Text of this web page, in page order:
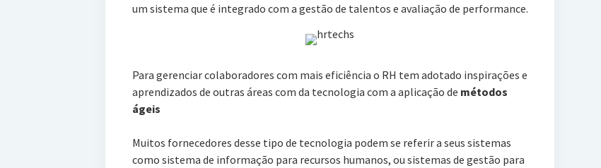
um sistema que é integrado com a gestão de talentos e avaliação de performance.
Para gerenciar colaboradores com mais eficiência o RH tem adotado inspirações e
aprendizados de outras áreas com da tecnologia com a aplicação de métodos
ágeis
Muitos fornecedores desse tipo de tecnologia podem se referir a seus sistemas
como sistema de informação para recursos humanos, ou sistemas de gestão para